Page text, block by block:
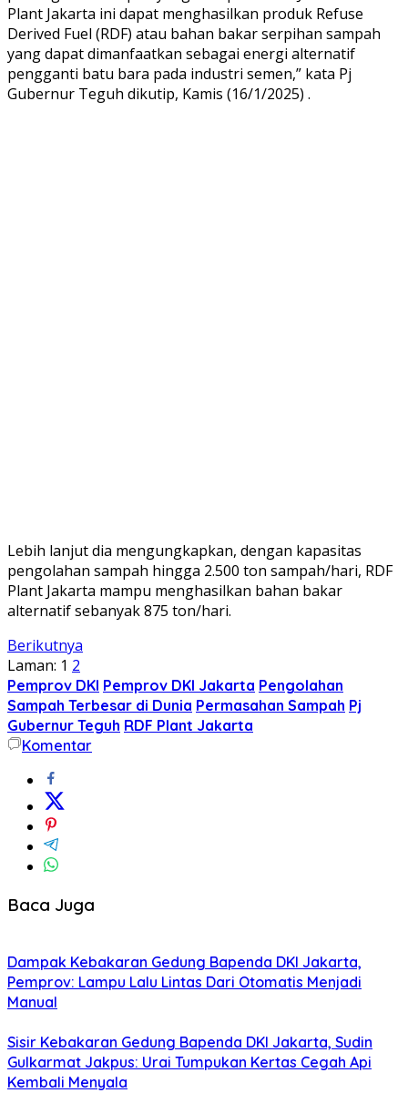
Plant Jakarta ini dapat menghasilkan produk Refuse
Derived Fuel (RDF) atau bahan bakar serpihan sampah
yang dapat dimanfaatkan sebagai energi alternatif
pengganti batu bara pada industri semen,” kata Pj
Gubernur Teguh dikutip, Kamis (16/1/2025) .
Lebih lanjut dia mengungkapkan, dengan kapasitas
pengolahan sampah hingga 2.500 ton sampah/hari, RDF
Plant Jakarta mampu menghasilkan bahan bakar
alternatif sebanyak 875 ton/hari.
Berikutnya
Laman: 1 2
Pemprov DKI Pemprov DKI Jakarta Pengolahan
Sampah Terbesar di Dunia Permasahan Sampah Pj
Gubernur Teguh RDF Plant Jakarta
Komentar
Baca Juga
Dampak Kebakaran Gedung Bapenda DKI Jakarta,
Pemprov: Lampu Lalu Lintas Dari Otomatis Menjadi
Manual
Sisir Kebakaran Gedung Bapenda DKI Jakarta, Sudin
Gulkarmat Jakpus: Urai Tumpukan Kertas Cegah Api
Kembali Menyala